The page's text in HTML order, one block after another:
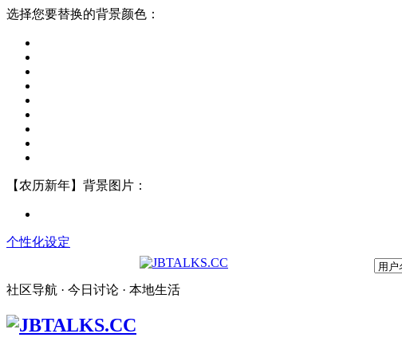
选择您要替换的背景颜色：
【农历新年】背景图片：
个性化设定
社区导航 · 今日讨论 · 本地生活